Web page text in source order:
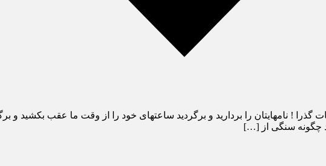
! نامهایتان را بردارید و برگردید ساعتهای خود را از وقت ما عقب بکشید و
چگونه سنگی از […]